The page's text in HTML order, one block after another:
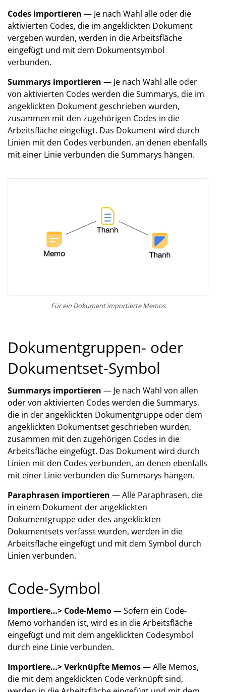
Codes importieren — Je nach Wahl alle oder die
aktivierten Codes, die im angeklickten Dokument
vergeben wurden, werden in die Arbeitsfläche
eingefügt und mit dem Dokumentsymbol
verbunden.
Summarys importieren — Je nach Wahl alle oder
von aktivierten Codes werden die Summarys, die im
angeklickten Dokument geschrieben wurden,
zusammen mit den zugehörigen Codes in die
Arbeitsfläche eingefügt. Das Dokument wird durch
Linien mit den Codes verbunden, an denen ebenfalls
mit einer Linie verbunden die Summarys hängen.
Für ein Dokument importierte Memos
Dokumentgruppen- oder
Dokumentset-Symbol
Summarys importieren — Je nach Wahl von allen
oder von aktivierten Codes werden die Summarys,
die in der angeklickten Dokumentgruppe oder dem
angeklickten Dokumentset geschrieben wurden,
zusammen mit den zugehörigen Codes in die
Arbeitsfläche eingefügt. Das Dokument wird durch
Linien mit den Codes verbunden, an denen ebenfalls
mit einer Linie verbunden die Summarys hängen.
Paraphrasen importieren — Alle Paraphrasen, die
in einem Dokument der angeklickten
Dokumentgruppe oder des angeklickten
Dokumentsets verfasst wurden, werden in die
Arbeitsfläche eingefügt und mit dem Symbol durch
Linien verbunden.
Code-Symbol
Importiere…> Code-Memo— Sofern ein Code-
Memo vorhanden ist, wird es in die Arbeitsfläche
eingefügt und mit dem angeklickten Codesymbol
durch eine Linie verbunden.
Importiere…> Verknüpfte Memos— Alle Memos,
die mit dem angeklickten Code verknüpft sind,